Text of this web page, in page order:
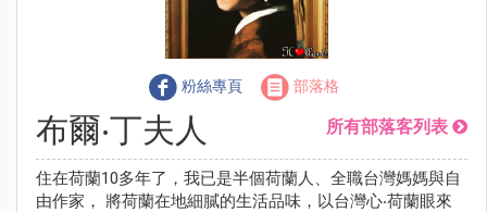
粉絲專頁 部落格
布爾‧丁夫人 所有部落客列表
住在荷蘭10多年了，我已是半個荷蘭人、全職台灣媽媽與自
由作家， 將荷蘭在地細膩的生活品味，以台灣心‧荷蘭眼來